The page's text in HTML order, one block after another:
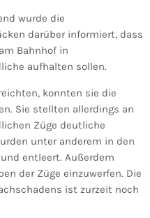
wurde die
darüber informiert, dass
Bahnhof in
aufhalten sollen.
konnten sie die
Sie stellten allerdings an
Züge deutliche
unter anderem in den
entleert. Außerdem
der Züge einzuwerfen. Die
ist zurzeit noch